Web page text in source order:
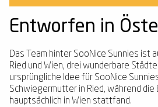
Entworfen in
Das Team hinter SooNice Sunnies ist
Ried und Wien, drei wunderbare
ursprüngliche Idee für SooNice
Schwiegermutter in Ried, während die
hauptsächlich in Wien stattfand.